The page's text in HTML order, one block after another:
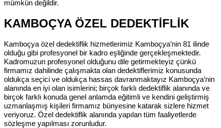
mümkün değildir.
KAMBOÇYA ÖZEL DEDEKTİFLİK
Kamboçya özel dedektiflik hizmetlerimiz Kamboçya’nin 81 ilinde
olduğu gibi profesyonel bir kadro eşliğinde gerçekleşmektedir.
Kadromuzun profesyonel olduğunu dile getirmekteyiz çünkü
firmamız dahilinde çalışmakta olan dedektiflerimiz konusunda
oldukça seçici ve oldukça hassas davranmaktayız Kamboçya’nin
alanında en iyi olan isimlerini; birçok farklı dedektiflik alanında ve
birçok farklı konuda genel anlamda eğitimli ve kendini geliştirmiş
uzmanlaşmış kişileri firmamız bünyesine katarak sizlere hizmet
veriyoruz. Özel dedektiflik alanında yapılan tüm faaliyetlerde
sözleşme yapılması zorunludur.